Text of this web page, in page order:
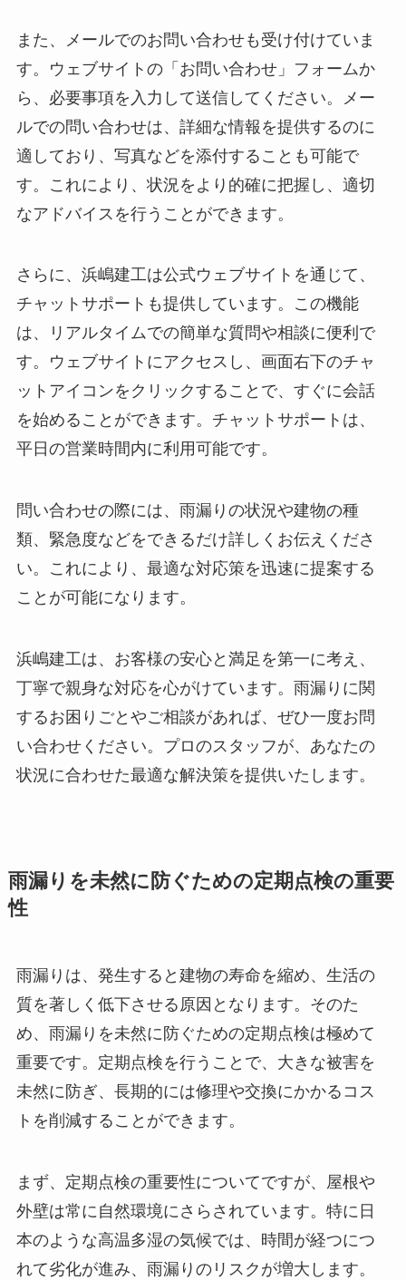
また、メールでのお問い合わせも受け付けていま
す。ウェブサイトの「お問い合わせ」フォームか
ら、必要事項を入力して送信してください。メー
ルでの問い合わせは、詳細な情報を提供するのに
適しており、写真などを添付することも可能で
す。これにより、状況をより的確に把握し、適切
なアドバイスを行うことができます。
さらに、浜嶋建工は公式ウェブサイトを通じて、
チャットサポートも提供しています。この機能
は、リアルタイムでの簡単な質問や相談に便利で
す。ウェブサイトにアクセスし、画面右下のチャ
ットアイコンをクリックすることで、すぐに会話
を始めることができます。チャットサポートは、
平日の営業時間内に利用可能です。
問い合わせの際には、雨漏りの状況や建物の種
類、緊急度などをできるだけ詳しくお伝えくださ
い。これにより、最適な対応策を迅速に提案する
ことが可能になります。
浜嶋建工は、お客様の安心と満足を第一に考え、
丁寧で親身な対応を心がけています。雨漏りに関
するお困りごとやご相談があれば、ぜひ一度お問
い合わせください。プロのスタッフが、あなたの
状況に合わせた最適な解決策を提供いたします。
雨漏りを未然に防ぐための定期点検の重要
性
雨漏りは、発生すると建物の寿命を縮め、生活の
質を著しく低下させる原因となります。そのた
め、雨漏りを未然に防ぐための定期点検は極めて
重要です。定期点検を行うことで、大きな被害を
未然に防ぎ、長期的には修理や交換にかかるコス
トを削減することができます。
まず、定期点検の重要性についてですが、屋根や
外壁は常に自然環境にさらされています。特に日
本のような高温多湿の気候では、時間が経つにつ
れて劣化が進み、雨漏りのリスクが増大します。